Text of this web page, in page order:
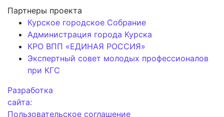
Партнеры проекта
Курское городское Собрание
Администрация города Курска
КРО ВПП «ЕДИНАЯ РОССИЯ»
Экспертный совет молодых профессионалов
при КГС
Разработка
сайта:
Пользовательское соглашение